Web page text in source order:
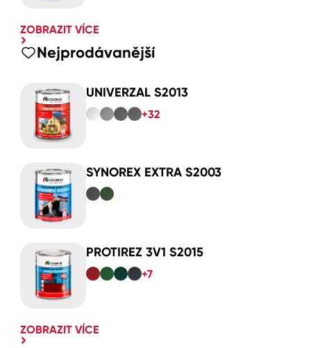
ZOBRAZIT VÍCE
Nejprodávanější
UNIVERZAL S2013
+32
SYNOREX EXTRA S2003
PROTIREZ 3V1 S2015
+7
ZOBRAZIT VÍCE